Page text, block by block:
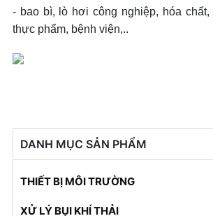
- bao bì, lò hơi công nghiệp, hóa chất,
thực phẩm, bệnh viện,..
DANH MỤC SẢN PHẨM
THIẾT BỊ MÔI TRƯỜNG
Bùi nhùi - Tấm jmat
XỬ LÝ BỤI KHÍ THẢI